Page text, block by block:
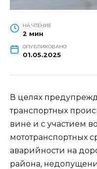
НА ЧТЕНИЕ
2 мин
ОПУБЛИКОВАНО
01.05.2025
В целях
транспортных
вине и с участием
мототранспортных
аварийности на
района,